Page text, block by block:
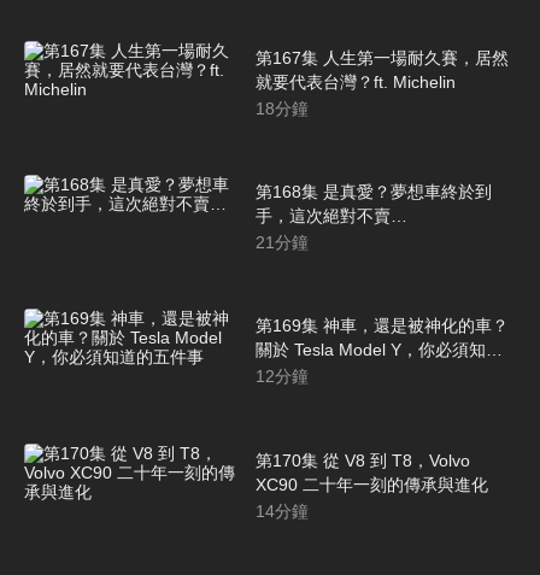
第167集 人生第一場耐久賽，居然
就要代表台灣？ft. Michelin
18分鐘
第168集 是真愛？夢想車終於到
手，這次絕對不賣…
21分鐘
第169集 神車，還是被神化的車？
關於 Tesla Model Y，你必須知道
的五件事
12分鐘
第170集 從 V8 到 T8，Volvo
XC90 二十年一刻的傳承與進化
14分鐘